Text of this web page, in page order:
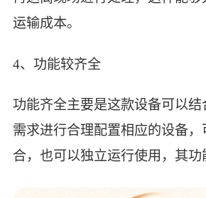
运输成本。
4、功能较齐全
功能齐全主要是这款设备可以结
需求进行合理配置相应的设备，
合，也可以独立运行使用，其功